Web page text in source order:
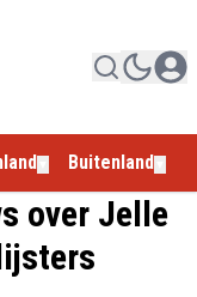
Buitenland
over Jelle